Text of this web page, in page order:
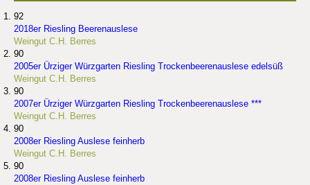
92
2018er Riesling Beerenauslese
Weingut C.H. Berres
90
2005er Ürziger Würzgarten Riesling Trockenbeerenauslese edelsüß
Weingut C.H. Berres
90
2007er Ürziger Würzgarten Riesling Trockenbeerenauslese ***
Weingut C.H. Berres
90
2008er Riesling Auslese feinherb
Weingut C.H. Berres
90
2008er Riesling Auslese feinherb